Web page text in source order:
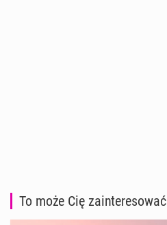
To może Cię zainteresować